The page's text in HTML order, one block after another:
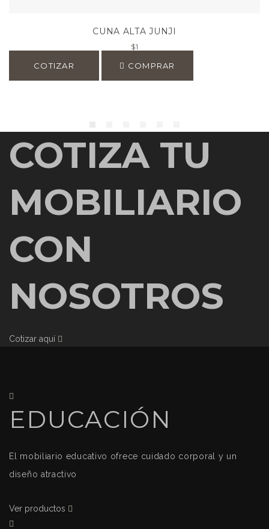
CUNA ALTA JUNJI
$1
COTIZAR COMPRAR
COTIZA TU
MOBILIARIO
CON
NOSOTROS
Cotizar aquí
EDUCACIÓN
El mobiliario educativo ofrece cuidado corporal y un
diseño atractivo
Ver productos